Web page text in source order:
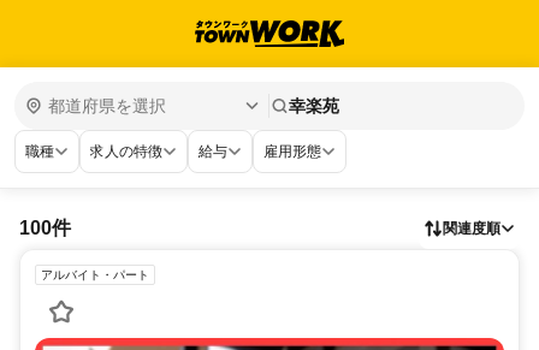
幸楽苑
職種 求人の特徴 給与 雇用形態
100件 関連度順
アルバイト・パート